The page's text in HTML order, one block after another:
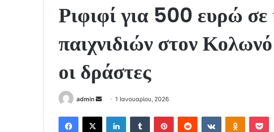
Ριφιφί για 500 ευρώ
παιχνιδιών στον
οι δράστες
admin
Send
email
1 Ιανουαρίου, 2026
Facebook
X LinkedInTumblr PinterestReddit VKontakte